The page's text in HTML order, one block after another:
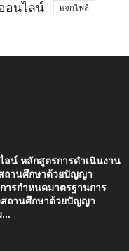
อนไลน์ แจกไฟล์
น์ หลักสูตรการดำเนินงาน
ถานศึกษาด้วยปัญญา
ารกำหนดมาตรฐานการ
สถานศึกษาด้วยปัญญา